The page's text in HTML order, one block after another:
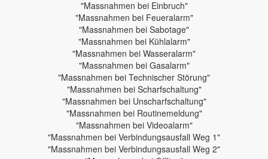
"Massnahmen bei Einbruch"
"Massnahmen bei Feueralarm"
"Massnahmen bei Sabotage"
"Massnahmen bei Kühlalarm"
"Massnahmen bei Wasseralarm"
"Massnahmen bei Gasalarm"
"Massnahmen bei Technischer Störung"
"Massnahmen bei Scharfschaltung"
"Massnahmen bei Unscharfschaltung"
"Massnahmen bei Routinemeldung"
"Massnahmen bei Videoalarm"
"Massnahmen bei Verbindungsausfall Weg 1"
"Massnahmen bei Verbindungsausfall Weg 2"